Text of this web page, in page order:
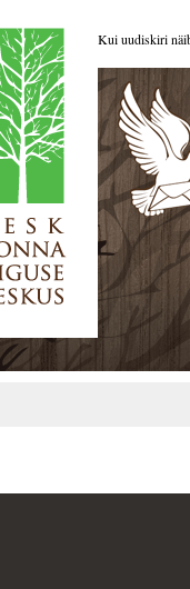
Kui uudiskiri